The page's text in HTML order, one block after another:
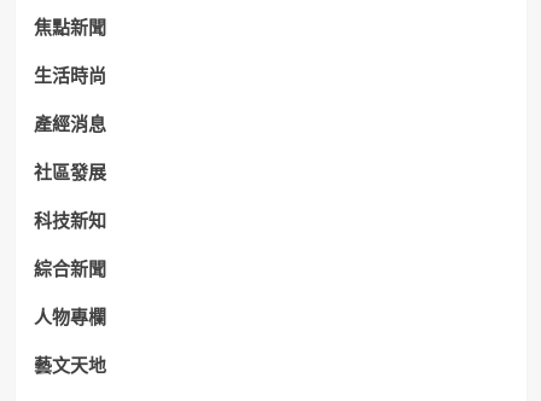
焦點新聞
生活時尚
產經消息
社區發展
科技新知
綜合新聞
人物專欄
藝文天地